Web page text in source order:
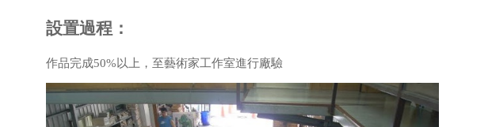
設置過程：
作品完成50%以上，至藝術家工作室進行廠驗